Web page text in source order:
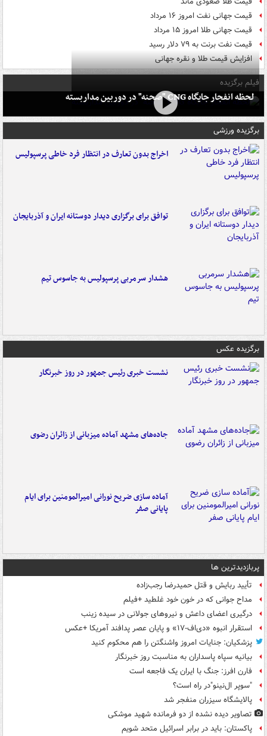
قیمت جهانی نفت امروز ۱۶ مرداد
قیمت جهانی طلا امروز ۱۵ مرداد
قیمت نفت برنت به ۷۹ دلار رسید
افزایش قیمت طلا و نقره جهانی
فیلم برگزیده
لحظه انفجار جایگاه CNG "صحنه" در دوربین مداربسته
برگزیده ورزشی
اخراج بدون تعارف در انتظار فرد خاطی پرسپولیس
توافق برای برگزاری دیدار دوستانه ایران و آذربایجان
هشدار سرمربی پرسپولیس به جاسوس تیم
برگزیده عکس
نشست خبری رئیس جمهور در روز خبرنگار
جاده‌های مشهد آماده میزبانی از زائران رضوی
آماده سازی ضریح نورانی امیرالمومنین برای ایام
پایانی صفر
پربازدیدترین ها
تأیید ربایش و قتل حمیدرضا رجب‌زاده
مداح جوانی که در خون خود غلطید +فیلم
درگیری اعضای داعش و نیروهای جولانی در سیده زینب
استقرار انبوه «دی‌اف‑۱۷» و پایان عصر پدافند آمریکا +عکس
پزشکیان: جنایات امروز واشنگتن را هم محکوم کنید
بیانیه سپاه پاسداران به مناسبت روز خبرنگار
فارن افرز: جنگ با ایران یک فاجعه است
"سوپر ال‌نینو"در راه است؟
پالایشگاه سیزران منفجر شد
تصاویر دیده‌ نشده از دو فرمانده شهید موشکی
پاکستان: باید در برابر اسرائیل متحد شویم